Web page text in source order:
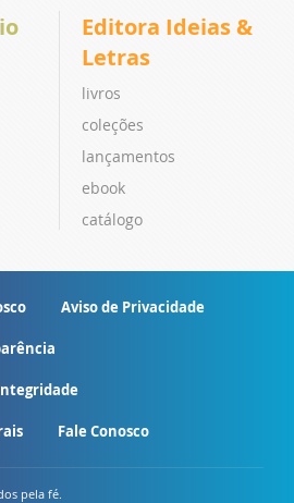
Editora Ideias &
Letras
livros
coleções
lançamentos
ebook
catálogo
Aviso de Privacidade
Fale Conosco
pela fé.